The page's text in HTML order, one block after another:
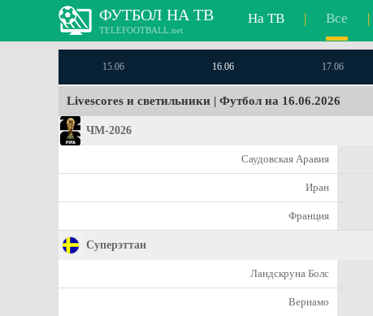
ФУТБОЛ НА ТВ
TELEFOOTBALL.net
На ТВ | Все |
15.06 16.06 17.06
Livescores и светильники | Футбол на 16.06.2026
ЧМ-2026
Саудовская Аравия
Иран
Франция
Суперэттан
Ландскруна Болс
Вернамо